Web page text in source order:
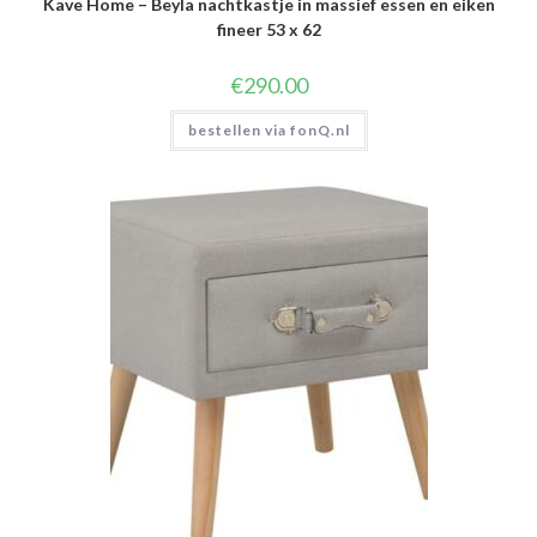
fineer 53 x 62
€290.00
bestellen via fonQ.nl